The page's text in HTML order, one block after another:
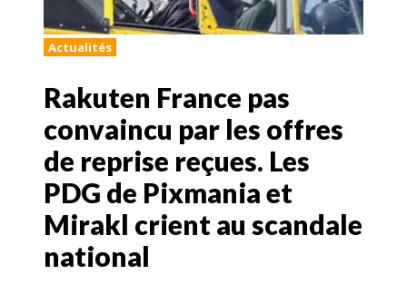
Actualités
Rakuten France pas
convaincu par les offres
de reprise reçues. Les
PDG de Pixmania et
Mirakl crient au scandale
national